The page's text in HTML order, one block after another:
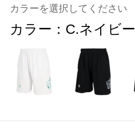
カラーを選択してください
カラー： C.ネイビー